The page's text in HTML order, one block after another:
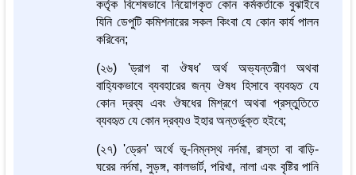
কর্তৃক বিশেষভাবে নিয়োগকৃত কোন কর্মকর্তাকে বুঝাইবে
যিনি ডেপুটি কমিশনারের সকল কিংবা যে কোন কার্য পালন
করিবেন;
(২৬) 'ড্রাগ বা ঔষধ' অর্থ অভ্যন্তরীণ অথবা
বাহ্যিকভাবে ব্যবহারের জন্য ঔষধ হিসাবে ব্যবহৃত যে
কোন দ্রব্য এবং ঔষধের মিশ্রণে অথবা প্রস্তুতিতে
ব্যবহৃত যে কোন দ্রব্যও ইহার অন্তর্ভুক্ত হইবে;
(২৭) 'ড্রেন' অর্থে ভূ-নিম্নস্থ নর্দমা, রাস্তা বা বাড়ি-
ঘরের নর্দমা, সুড়ঙ্গ, কালভার্ট, পরিখা, নালা এবং বৃষ্টির পানি